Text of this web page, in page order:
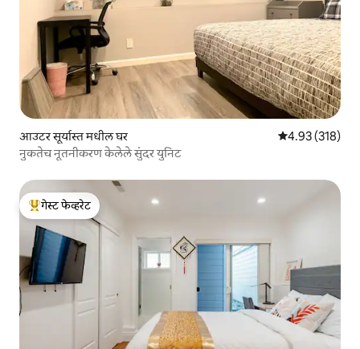
आउटर सूर्यास्त मधील घर 5 पैकी 4.93
4.93 (318)
नुकतेच नूतनीकरण केलेले सुंदर युनिट
टॉप गेस्ट फेव्हरेट
गेस्ट फेव्हरेट